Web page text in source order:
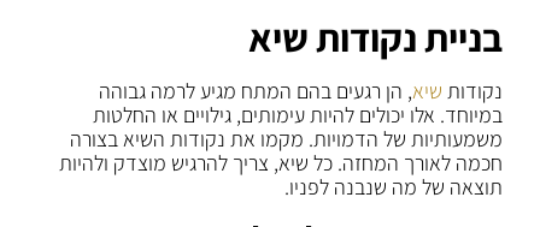
בניית נקודות שיא
נקודות שיא, הן רגעים בהם המתח מגיע לרמה גבוהה
במיוחד. אלו יכולים להיות עימותים, גילויים או החלטות
משמעותיות של הדמויות. מקמו את נקודות השיא בצורה
חכמה לאורך המחזה. כל שיא, צריך להרגיש מוצדק ולהיות
תוצאה של מה שנבנה לפניו.